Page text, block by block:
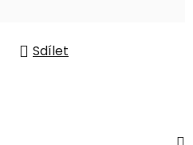
Sdílet